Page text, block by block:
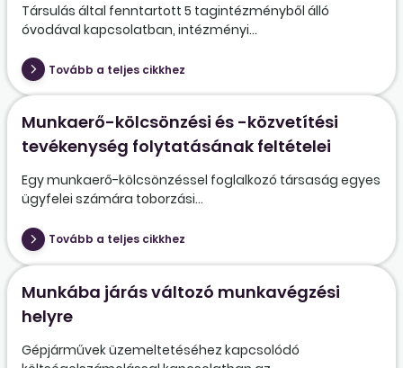
Társulás által fenntartott 5 tagintézményből álló
óvodával kapcsolatban, intézményi...
Tovább a teljes cikkhez
Munkaerő-kölcsönzési és -közvetítési
tevékenység folytatásának feltételei
Egy munkaerő-kölcsönzéssel foglalkozó társaság egyes
ügyfelei számára toborzási...
Tovább a teljes cikkhez
Munkába járás változó munkavégzési
helyre
Gépjárművek üzemeltetéséhez kapcsolódó